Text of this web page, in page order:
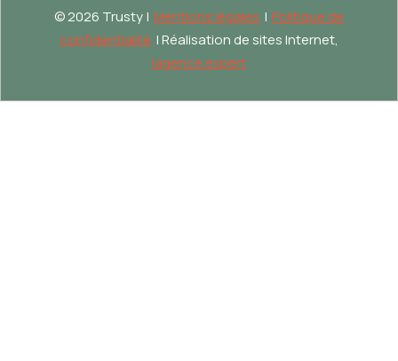
©2026 Trusty | Mentions légales | Politique de
confidentialité | Réalisation de sites Internet,
lagence.expert